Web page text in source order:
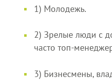
1) Молодежь.
2) Зрелые люди с
часто топ-
3) Бизнесмены,